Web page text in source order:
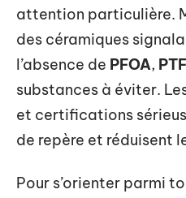
attention particulière.
des céramiques
l’absence de PFOA,
substances à éviter.
et certifications
de repère et réduisent
Pour s’orienter parmi